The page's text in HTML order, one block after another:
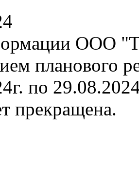
ООО
планового
по
прекращена.